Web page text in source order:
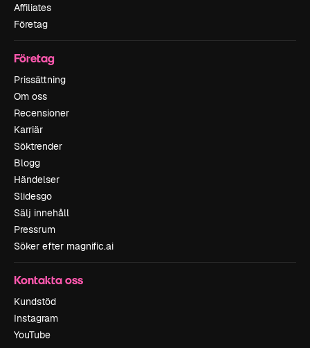
Affiliates
Företag
Företag
Prissättning
Om oss
Recensioner
Karriär
Söktrender
Blogg
Händelser
Slidesgo
Sälj innehåll
Pressrum
Söker efter magnific.ai
Kontakta oss
Kundstöd
Instagram
YouTube